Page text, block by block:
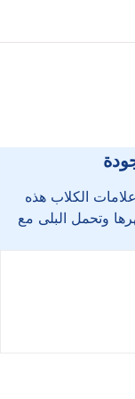
الكلاب هذه
وتحمل البلى مع